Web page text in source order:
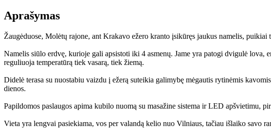
Aprašymas
Žaugėduose, Molėtų rajone, ant Krakavo ežero kranto įsikūręs jaukus namelis,
Namelis siūlo erdvę, kurioje gali apsistoti iki 4 asmenų. Jame yra patogi dvigulė
reguliuoja temperatūrą tiek vasarą, tiek žiemą.
Didelė terasa su nuostabiu vaizdu į ežerą suteikia galimybę mėgautis rytinėmis
dienos.
Papildomos paslaugos apima kubilo nuomą su masažine sistema ir LED apšvietimu,
Vieta yra lengvai pasiekiama, vos per valandą kelio nuo Vilniaus, tačiau išlaiko savo